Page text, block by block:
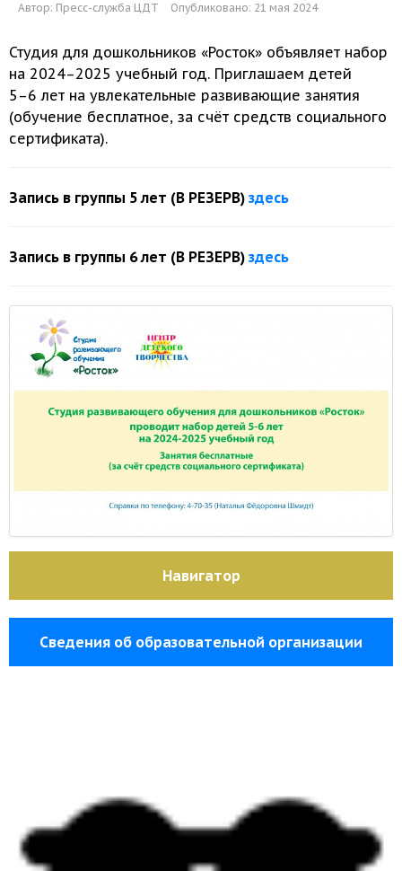
Автор: Пресс-служба ЦДТ Опубликовано: 21 мая 2024
Студия для дошкольников «Росток» объявляет набор
на 2024–2025 учебный год. Приглашаем детей
5–6 лет на увлекательные развивающие занятия
(обучение бесплатное, за счёт средств социального
сертификата).
Запись в группы 5 лет (В РЕЗЕРВ) здесь
Запись в группы 6 лет (В РЕЗЕРВ) здесь
Навигатор
Сведения об образовательной организации